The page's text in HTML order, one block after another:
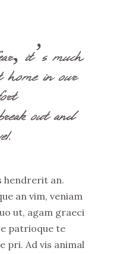
it’s much
home in our
out and
hendrerit an.
an vim, veniam
ut, agam graeci
patrioque te
pri. Ad vis animal